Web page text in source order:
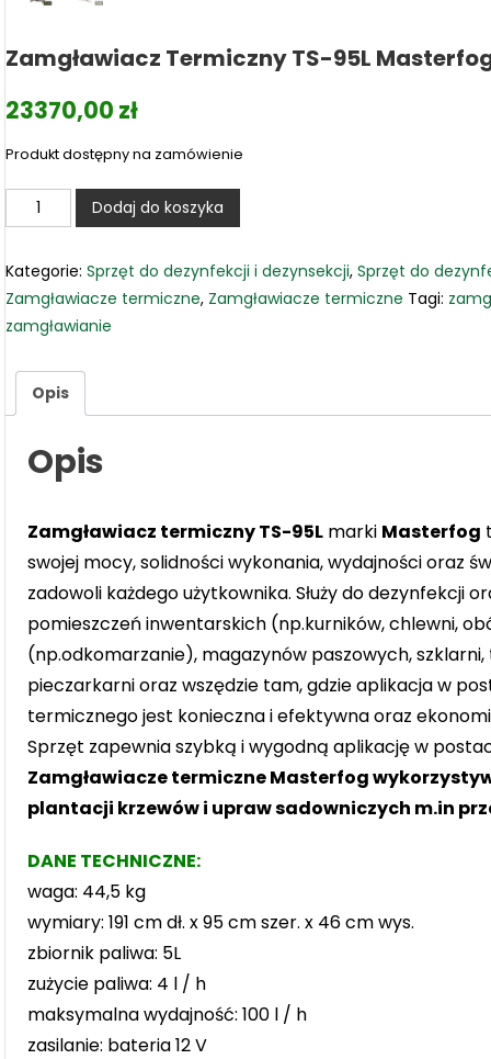
Zamgławiacz Termiczny TS-95L
23370,00 zł
Produkt dostępny na zamówienie
ilość
Zamgławiacz
TS-
95L
Masterfog
Dodaj do koszyka
Kategorie:Sprzęt do dezynfekcji i dezynsekcji,Sprzęt do
Zamgławiacze termiczne, Zamgławiacze termiczne Tagi:
zamgławianie
Opis
Opis
Zamgławiacz termiczny TS-95L marki Masterfog
swojej mocy, solidności wykonania, wydajności oraz
zadowoli każdego użytkownika. Służy do dezynfekcji
pomieszczeń inwentarskich (np.kurników, chlewni,
(np.odkomarzanie), magazynów paszowych,
pieczarkarni oraz wszędzie tam, gdzie aplikacja w
termicznego jest konieczna i efektywna oraz
Sprzęt zapewnia szybką i wygodną aplikację w postaci
Zamgławiacze termiczne Masterfog
plantacji krzewów i upraw sadowniczych m.in
DANE TECHNICZNE:
waga: 44,5 kg
wymiary: 191 cm dł. x 95 cm szer. x 46 cm wys.
zbiornik paliwa: 5L
zużycie paliwa: 4 l / h
maksymalna wydajność: 100 l / h
zasilanie: bateria 12 V